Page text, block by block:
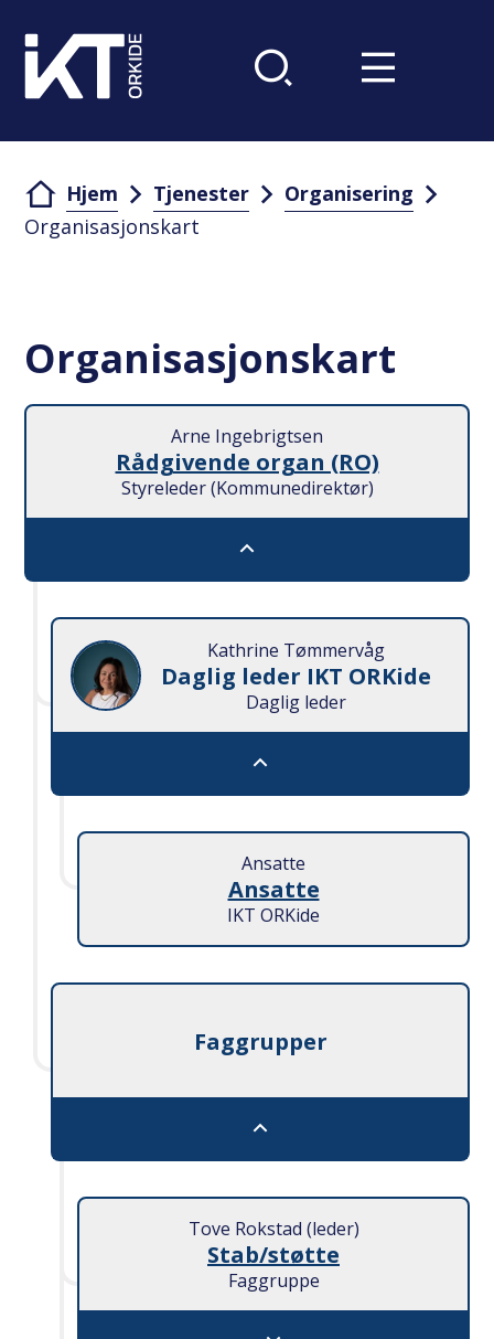
Du er her:
Hjem Tjenester
Organisering
Organisasjonskart
Organisasjonskart
Arne Ingebrigtsen
Rådgivende organ (RO)
Styreleder (Kommunedirektør)
Rådgivende organ (RO) - Lukk
Kathrine Tømmervåg
Daglig leder IKT ORKide
Daglig leder
Daglig leder IKT ORKide -
Ansatte
Ansatte
IKT ORKide
Faggrupper
Faggrupper - Lukk
Tove Rokstad (leder)
Stab/støtte
Faggruppe